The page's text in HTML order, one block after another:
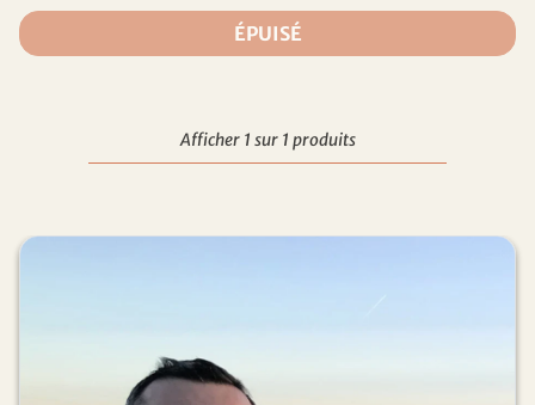
ÉPUISÉ
Afficher 1 sur 1 produits